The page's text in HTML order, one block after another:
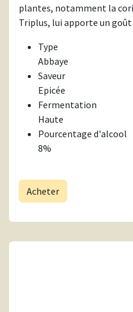
plantes, notamment la
Triplus, lui apporte un goût
Type
Abbaye
Saveur
Epicée
Fermentation
Haute
Pourcentage d'alcool
8%
Acheter